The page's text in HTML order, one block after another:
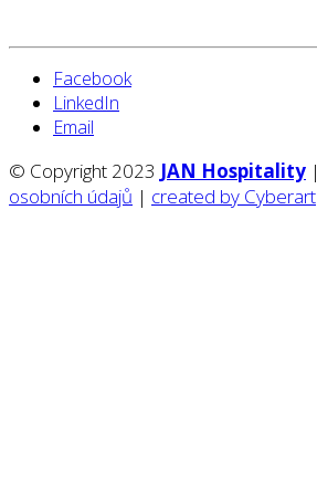
Facebook
LinkedIn
Email
© Copyright 2023 JAN Hospitality |
osobních údajů | created by Cyberart